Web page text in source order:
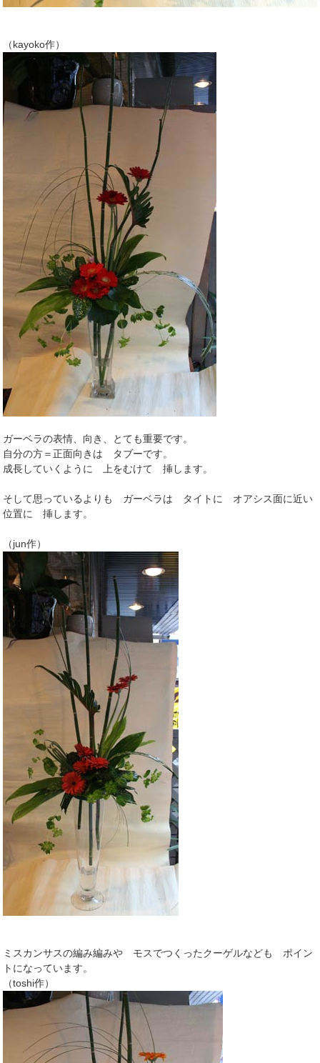
（kayoko作）
ガーベラの表情、向き、とても重要です。
自分の方＝正面向きは タブーです。
成長していくように 上をむけて 挿します。
そして思っているよりも ガーベラは タイトに オアシス面に近い
位置に 挿します。
（jun作）
ミスカンサスの編み編みや モスでつくったクーゲルなども ポイン
トになっています。
（toshi作）